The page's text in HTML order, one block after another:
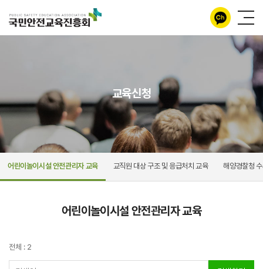
교육신청
어린이놀이시설 안전관리자 교육 교직원 대상 구조 및 응급처치 교육 해양경찰청
어린이놀이시설 안전관리자 교육
전체 : 2